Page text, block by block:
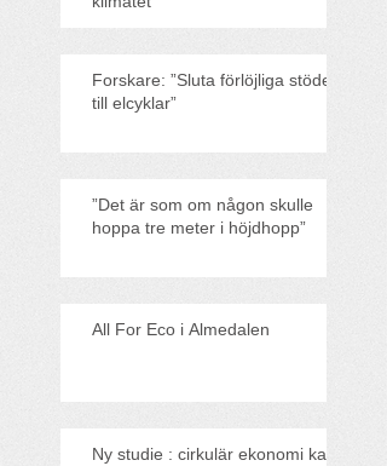
Forskare: ”Sluta förlöjliga stödet
till elcyklar”
”Det är som om någon skulle
hoppa tre meter i höjdhopp”
All For Eco i Almedalen
Ny studie : cirkulär ekonomi kan